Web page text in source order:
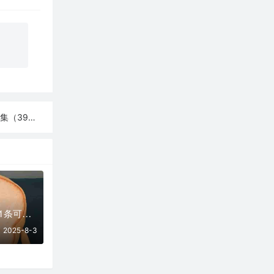
39条）
08月03日更新：31条可用免费节点 | 2025年SSR/V2ray/Clash订阅链接
2025-8-3